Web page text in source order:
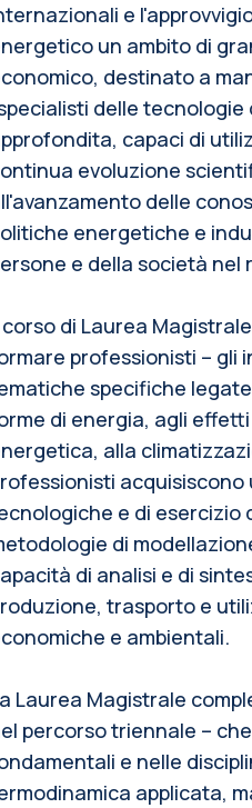
e
un ambito di
destinato a
delle
capaci di
evoluzione
delle
energetiche e
e della società nel
corso di Laurea
professionisti – gli
specifiche
di energia, agli
alla
e di esercizio
di
di analisi e di
trasporto e
e ambientali.
Laurea Magistrale
percorso triennale –
e nelle
applicata,